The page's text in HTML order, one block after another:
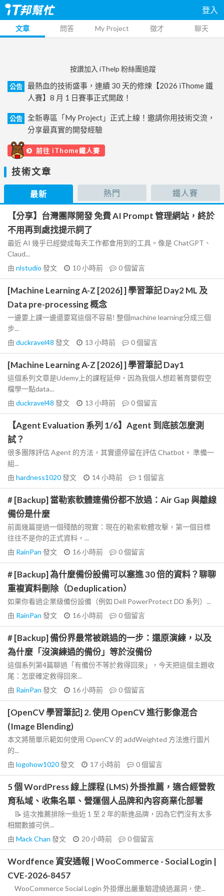
登入
文章 問答 My Project 徵才 聊天
按讚加入 iThelp 粉絲團追蹤
公告
最熱血的技術盛事，連續 30 天的修煉【2026 iThome 鐵
人賽】8 月 1 日賽事正式開啟！
公告
全新專區「My Project」正式上線！邀請你用技術交流，
分享最真實的開發經驗
前往 iThome鐵人賽
技術文章
最新 熱門 鐵人賽
【分享】台灣團隊開發 免費 AI Prompt 管理網站，終於
不用再到處找提示詞了
最近 AI 幾乎已經變成每天工作都會用到的工具。像是 ChatGPT、
Claud...
由 nlstudio 發文 10 小時前 0個留言
[Machine Learning A-Z [2026] ] 學習筆記 Day2 ML 及
Data pre-processing 概念
一邊要上課一邊還要寫這個不容易! 整個machine learning分成三個
步...
由 duckravel48 發文 13 小時前 0個留言
[Machine Learning A-Z [2026] ] 學習筆記 Day1
這個系列文章是Udemy上的課程延伸，因為我個人想趁著育嬰假空
檔學一點data...
由 duckravel48 發文 13 小時前 0個留言
【Agent Evaluation 系列 1/6】Agent 到底該怎麼測
試？
很多團隊評估 Agent 的方法，其實還停留在評估 Chatbot。 準備一
組...
由 hardness1020發文 14 小時前 1 個留言
# [Backup] 當勒索軟體連備份都不放過：Air Gap 與離線
備份是什麼
前面幾篇提過一個殘酷的現實：現在的勒索軟體攻擊，第一個目標
往往不是你的正式資料，...
由 RainPan 發文 16 小時前 0個留言
# [Backup] 為什麼備份設備可以塞進 30 倍的資料？聊聊
重複資料刪除（Deduplication）
如果你看過企業級備份設備（例如 Dell PowerProtect DD 系列）...
由 RainPan 發文 16 小時前 0個留言
# [Backup] 備份界最常被跳過的一步：還原演練，以及
為什麼「沒演練過的備份」等於沒備份
這個系列第4篇聊過「有備份不等於救得回來」，今天把這個主題收
尾：怎麼確定救得回來...
由 RainPan 發文 16 小時前 0個留言
[OpenCV 學習筆記] 2. 使用 OpenCV 進行影像混合
(Image Blending)
本文將簡單示範如何使用 OpenCV 的 addWeighted 方法進行圖片
的...
由 logohow1020發文 17 小時前 0個留言
5 個 WordPress 線上課程 (LMS) 外掛推薦，適合經營教
育私域、收集名單、營運個人品牌和內容商業化部署
📝 這次推薦排除一些近 1 至 2 年的新進品牌，因為它們沒有太多
相關數據可供...
由 Mack Chan 發文 20 小時前 0個留言
Wordfence 資安通報 | WooCommerce - Social Login |
CVE-2026-8457
WooCommerce Social Login 外掛爆出嚴重驗證繞過漏洞，使...